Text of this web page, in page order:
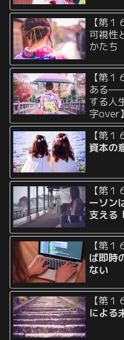
【第
可視性
かたち
【第
ある
する人
字over】
【第
資本の
【第１
ーソン
支える
【第
ば即時
ない
【第
による